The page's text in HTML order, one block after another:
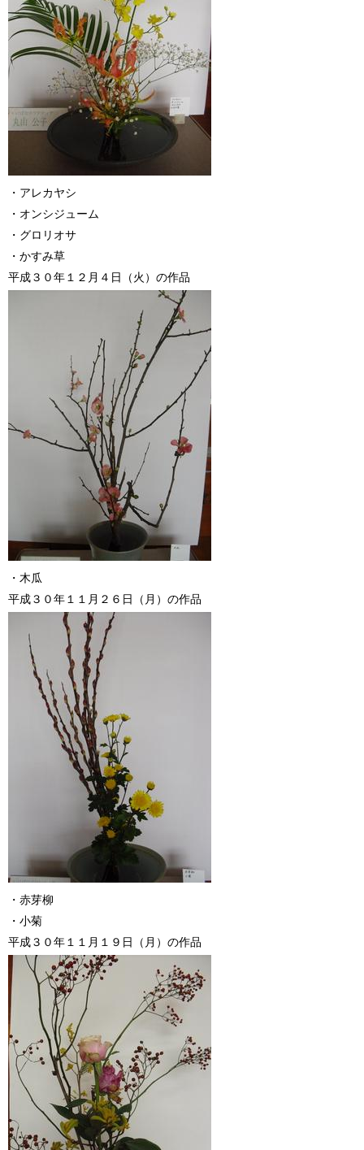
・アレカヤシ
・オンシジューム
・グロリオサ
・かすみ草
平成３０年１２月４日（火）の作品
・木瓜
平成３０年１１月２６日（月）の作品
・赤芽柳
・小菊
平成３０年１１月１９日（月）の作品